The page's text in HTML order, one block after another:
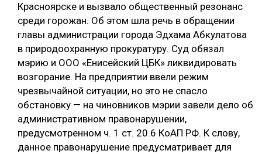
Красноярске и вызвало общественный резонанс
среди горожан. Об этом шла речь в обращении
главы администрации города Эдхама Абкулатова
в природоохранную прокуратуру. Суд обязал
мэрию и ООО «Енисейский ЦБК» ликвидировать
возгорание. На предприятии ввели режим
чрезвычайной ситуации, но это не спасло
обстановку — на чиновников мэрии завели дело об
административном правонарушении,
предусмотренном ч. 1 ст. 20.6 КоАП РФ. К слову,
данное правонарушение предусматривает для